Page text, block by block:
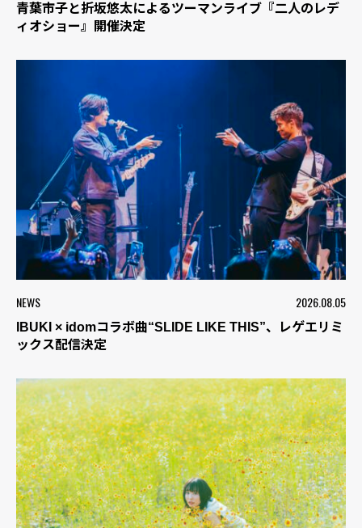
青葉市子と折坂悠太によるツーマンライブ『二人のレデ
ィオショー』開催決定
NEWS 2026.08.05
IBUKI × idomコラボ曲“SLIDE LIKE THIS”、レゲエリミ
ックス配信決定